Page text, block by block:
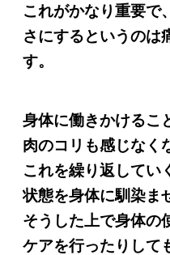
これがかなり重要で
さにするというのは
す。
身体に働きかけるこ
肉のコリも感じなく
これを繰り返してい
状態を身体に馴染ま
そうした上で身体の
ケアを行ったりして